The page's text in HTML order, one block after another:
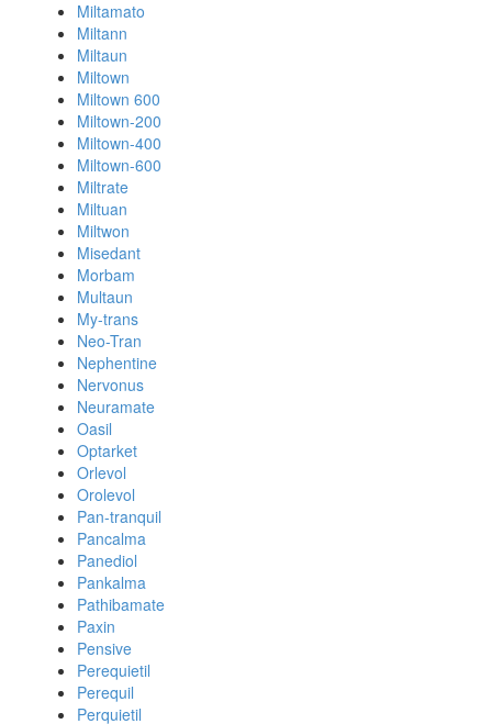
Miltamato
Miltann
Miltaun
Miltown
Miltown 600
Miltown-200
Miltown-400
Miltown-600
Miltrate
Miltuan
Miltwon
Misedant
Morbam
Multaun
My-trans
Neo-Tran
Nephentine
Nervonus
Neuramate
Oasil
Optarket
Orlevol
Orolevol
Pan-tranquil
Pancalma
Panediol
Pankalma
Pathibamate
Paxin
Pensive
Perequietil
Perequil
Perquietil